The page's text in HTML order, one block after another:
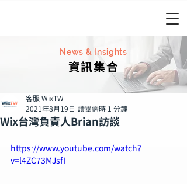
News & Insights
資訊集合
Wix台灣負責人Brian訪談
客服 WixTW
2021年8月19日 讀畢需時 1 分鐘
https://www.youtube.com/watch?
v=l4ZC73MJsfI